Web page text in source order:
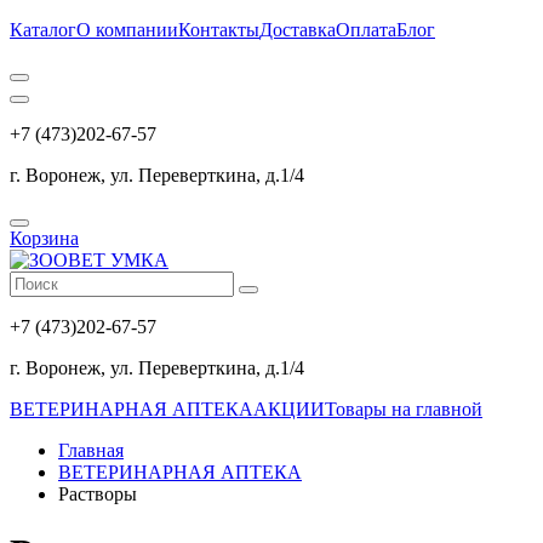
КаталогО компанииКонтактыДоставкаОплатаБлог
+7 (473)202-67-57
г. Воронеж, ул. Переверткина, д.1/4
Корзина
+7 (473)202-67-57
г. Воронеж, ул. Переверткина, д.1/4
ВЕТЕРИНАРНАЯ АПТЕКААКЦИИТовары на главной
Главная
ВЕТЕРИНАРНАЯ АПТЕКА
Растворы